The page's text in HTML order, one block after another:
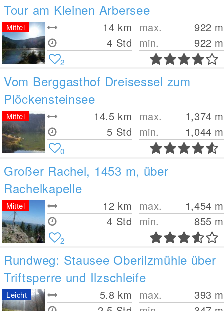
Tour am Kleinen Arbersee
14 km
4 Std
max. 922 m
min.
922 m
Mittel
2
Vom Berggasthof Dreisessel zum
Plöckensteinsee
14.5 km
5 Std
max. 1,374 m
min.
1,044 m
Mittel
0
Großer Rachel, 1453 m, über
Rachelkapelle
12 km
4 Std
max. 1,454 m
min.
855 m
Mittel
2
Rundweg: Stausee Oberilzmühle über
Triftsperre und Ilzschleife
5.8 km max. 393 m
Leicht